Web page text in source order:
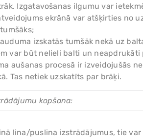
Izgatavošanas ilgumu var
ekrānā var atšķirties no
izskatās tumšāk nekā uz
var būt nelieli balti un neapdrukāti
aušanas procesā ir izveidojušās
Tas netiek uzskatīts par brāķi.
kopšana:
lina/puslina izstrādājumus, tie